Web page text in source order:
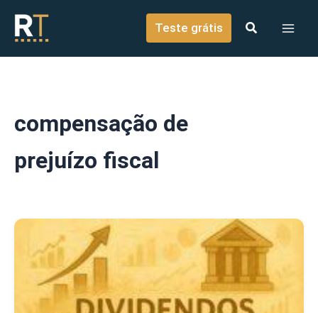
conteúdo
Teste grátis
compensação de
prejuízo fiscal